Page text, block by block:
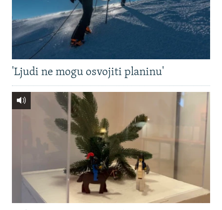
'Ljudi ne mogu osvojiti planinu'